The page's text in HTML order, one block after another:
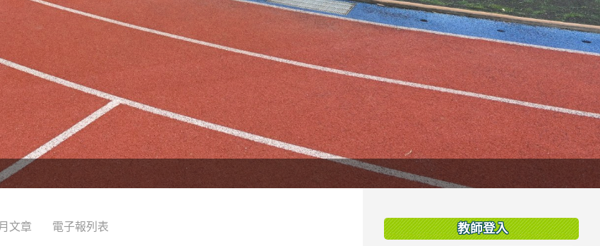
文章 電子報列表 教師登入